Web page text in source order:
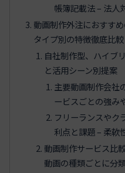
帳簿記載法 – 法人
動画制作外注におすす
タイプ別の特徴徹底比較
自社制作型、ハイブ
と活用シーン別提案
主要動画制作会社
ービスごとの強み
フリーランスやク
利点と課題 – 柔軟
動画制作サービス比
動画の種類ごとに分